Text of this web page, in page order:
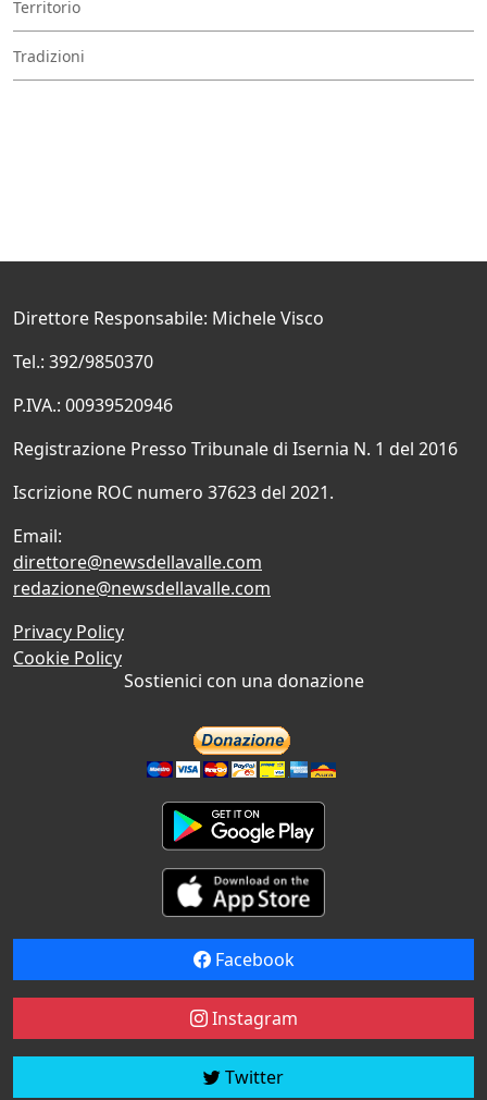
Territorio
Tradizioni
Direttore Responsabile: Michele Visco
Tel.: 392/9850370
P.IVA.: 00939520946
Registrazione Presso Tribunale di Isernia N. 1 del 2016
Iscrizione ROC numero 37623 del 2021.
Email:
direttore@newsdellavalle.com
redazione@newsdellavalle.com
Privacy Policy
Cookie Policy
Sostienici con una donazione
Facebook
Instagram
Twitter